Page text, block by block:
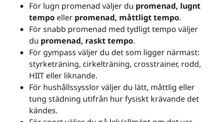
För lugn promenad väljer du promenad, lugnt
tempo eller promenad, måttligt tempo.
För snabb promenad med tydligt tempo väljer
du promenad, raskt tempo.
För gympass väljer du det som ligger närmast:
styrketräning, cirkelträning, crosstrainer, rodd,
HIIT eller liknande.
För hushållssysslor väljer du lätt, måttlig eller
tung städning utifrån hur fysiskt krävande det
kändes.